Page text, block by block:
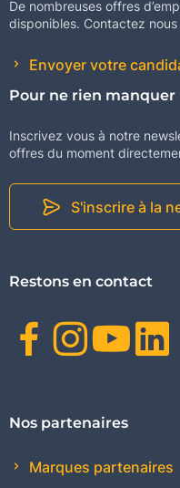
De nombreuses offres
disponibles. Contactez nous
Envoyer votre
Pour ne rien manquer
Inscrivez vous à notre
offres du moment
S'inscrire à la
Restons en contact
Nos partenaires
Marques partenaires